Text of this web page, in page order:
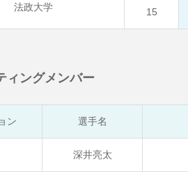
法政大学 15
ィングメンバー
ン 選手名
深井亮太